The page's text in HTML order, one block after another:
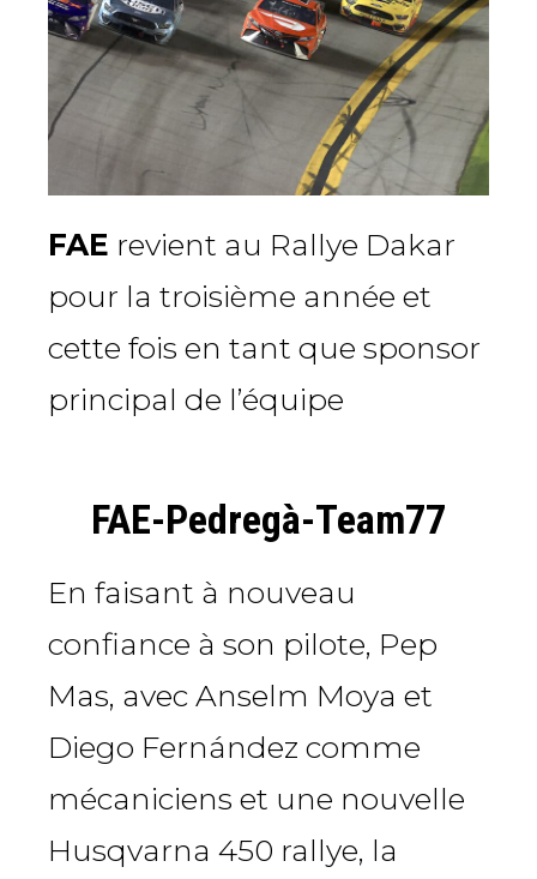
FAE revient au Rallye Dakar
pour la troisième année et
cette fois en tant que sponsor
principal de l’équipe
FAE-Pedregà-Team77
En faisant à nouveau
confiance à son pilote, Pep
Mas, avec Anselm Moya et
Diego Fernández comme
mécaniciens et une nouvelle
Husqvarna 450 rallye, la